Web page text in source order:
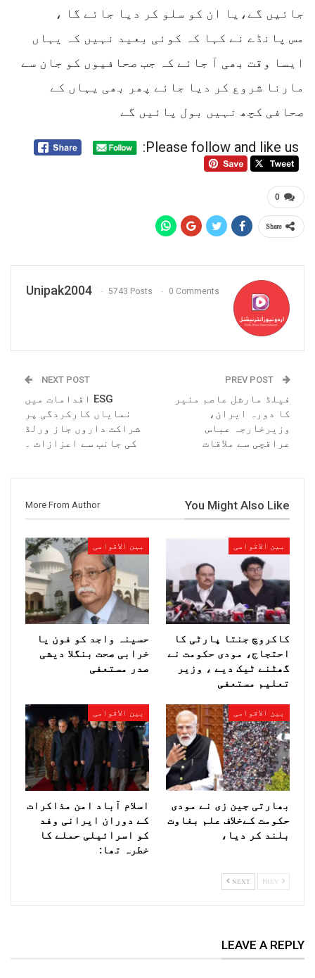
جائیں گے،یا ان کو سلو کر دیا جائے گا ،
مس پانڈے نے کہا کہ کوئی بعید نہیں کہ یہاں
ایسا وقت بھی آ جائے کہ جب صحافیوں کو جان سے
مارنا شروع کر دیا جائے پھر بھی یہاں کے
صحافی کچھ نہیں بول پائیں گے
Please follow and like us:
0
Share
Unipak2004 5743 Posts 0 Comments
فیلڈ مارشل عاصم منیر
کا دورہ ایران،
وزیرخارجہ عباس
عراقچی سے ملاقات
NEXT POST
ESG اقدامات میں
نمایاں کارکردگی پر
شراکت داروں جاز ورلڈ
کی جانب سے اعزازات ۔
You Might Also Like
More From Author
بین الاقوامی
کاکروچ جنتا پارٹی کا
احتجاج، مودی حکومت نے
گھٹنے ٹیک دیے ، وزیر
تعلیم مستعفی
بین الاقوامی
حسینہ واجد کو فون یا
خرابی صحت بنگلا دیشی
صدر مستعفی
بین الاقوامی
بھارتی جین زی نے مودی
حکومت کےخلاف علم بغاوت
بلند کر دیا،
بین الاقوامی
اسلام آباد امن مذاکرات
کے دوران ایرانی وفد
کو اسرائیلی حملے کا
خطرہ تھا:
NEXT
LEAVE A REPLY